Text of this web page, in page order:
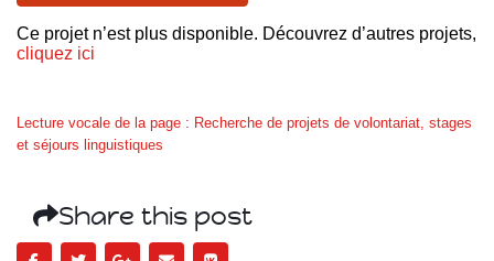
Ce projet n’est plus disponible. Découvrez d’autres projets,
cliquez ici
Lecture vocale de la page : Recherche de projets de volontariat, stages
et séjours linguistiques
Share this post